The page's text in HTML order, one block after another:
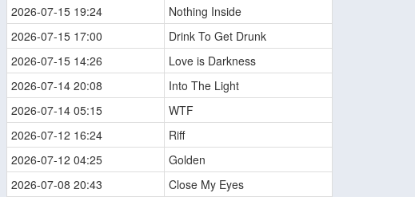
2026-07-15 19:24
Nothing Inside
2026-07-15 17:00
Drink To Get Drunk
2026-07-15 14:26
Love is Darkness
2026-07-14 20:08
Into The Light
2026-07-14 05:15
WTF
2026-07-12 16:24
Riff
2026-07-12 04:25
Golden
2026-07-08 20:43
Close My Eyes